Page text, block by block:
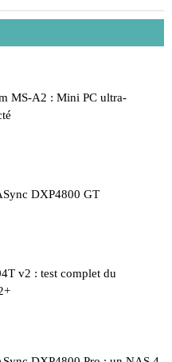
MS-A2 : Mini PC ultra-
DXP4800 GT
v2 : test complet du